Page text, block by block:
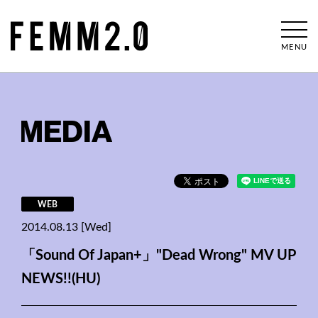
MENU
MEDIA
2014.08.13 [Wed]
WEB
「Sound Of Japan+」"Dead Wrong" MV UP
NEWS!!(HU)